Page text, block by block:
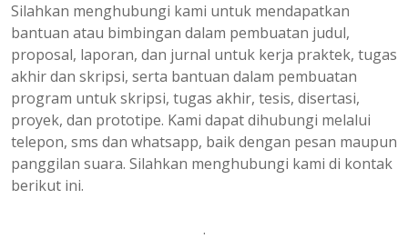
Silahkan menghubungi kami untuk mendapatkan
bantuan atau bimbingan dalam pembuatan judul,
proposal, laporan, dan jurnal untuk kerja praktek, tugas
akhir dan skripsi, serta bantuan dalam pembuatan
program untuk skripsi, tugas akhir, tesis, disertasi,
proyek, dan prototipe. Kami dapat dihubungi melalui
telepon, sms dan whatsapp, baik dengan pesan maupun
panggilan suara. Silahkan menghubungi kami di kontak
berikut ini.
.